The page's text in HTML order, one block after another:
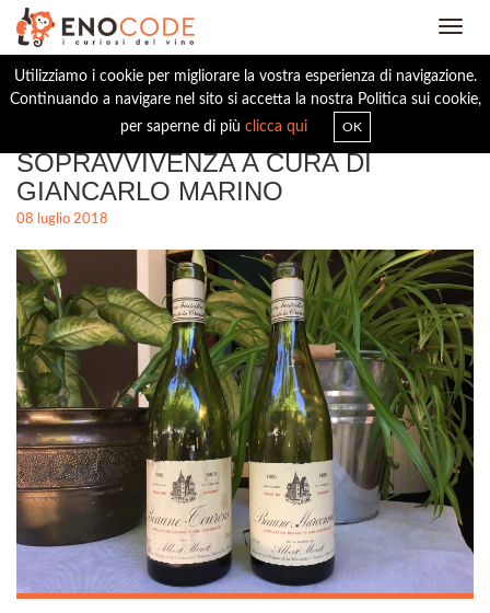
Utilizziamo i cookie per migliorare la vostra esperienza di navigazione.
Continuando a navigare nel sito si accetta la nostra Politica sui cookie,
per saperne di più clicca qui OK
BORGOGNA, LEZIONI DI
SOPRAVVIVENZA A CURA DI
GIANCARLO MARINO
08 luglio 2018